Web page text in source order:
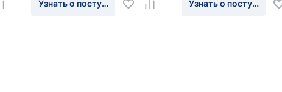
Узнать о поступлении Узнать о поступлении